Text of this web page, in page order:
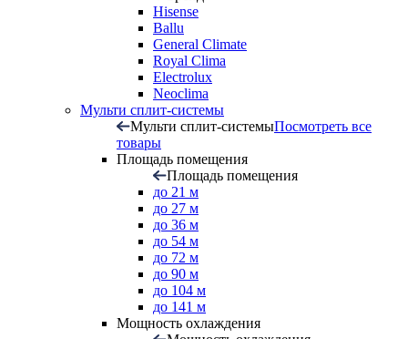
Hisense
Ballu
General Climate
Royal Clima
Electrolux
Neoclima
Мульти сплит-системы
Мульти сплит-системыПосмотреть все
товары
Площадь помещения
Площадь помещения
до 21 м
до 27 м
до 36 м
до 54 м
до 72 м
до 90 м
до 104 м
до 141 м
Мощность охлаждения